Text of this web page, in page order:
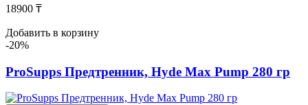
18900 ₸
Добавить в корзину
-20%
ProSupps Предтренник, Hyde Max Pump 280 гр